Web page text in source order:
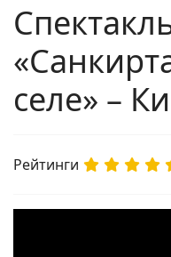
селе» –
Рейтинги